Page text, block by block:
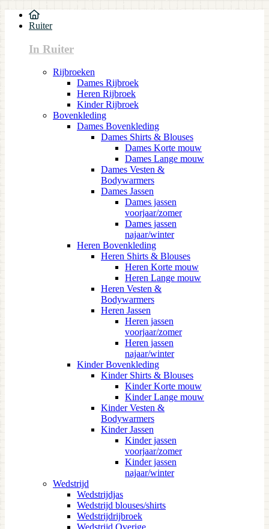
Ruiter
In Ruiter
Rijbroeken
Dames Rijbroek
Heren Rijbroek
Kinder Rijbroek
Bovenkleding
Dames Bovenkleding
Dames Shirts & Blouses
Dames Korte mouw
Dames Lange mouw
Dames Vesten &
Bodywarmers
Dames Jassen
Dames jassen
voorjaar/zomer
Dames jassen
najaar/winter
Heren Bovenkleding
Heren Shirts & Blouses
Heren Korte mouw
Heren Lange mouw
Heren Vesten &
Bodywarmers
Heren Jassen
Heren jassen
voorjaar/zomer
Heren jassen
najaar/winter
Kinder Bovenkleding
Kinder Shirts & Blouses
Kinder Korte mouw
Kinder Lange mouw
Kinder Vesten &
Bodywarmers
Kinder Jassen
Kinder jassen
voorjaar/zomer
Kinder jassen
najaar/winter
Wedstrijd
Wedstrijdjas
Wedstrijd blouses/shirts
Wedstrijdrijbroek